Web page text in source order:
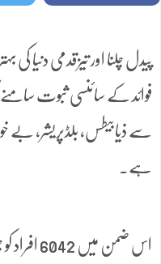
پیدل چلنا اور تیزقدمی
فوائد کے سائنسی ثبوت
سے ذیابیطس، بلڈپریشر، بے
ہے۔
اس ضمن